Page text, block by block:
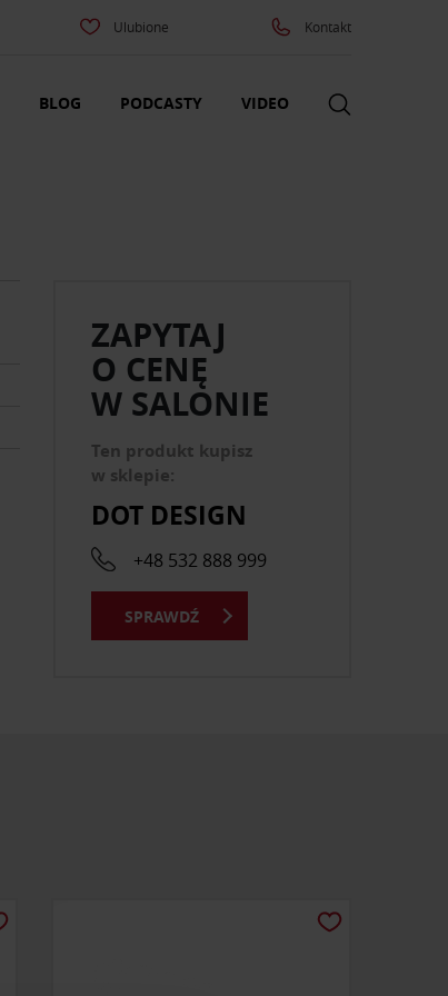
Ulubione Kontakt
BLOG PODCASTY VIDEO
ZAPYTAJ
O CENĘ
W SALONIE
Ten produkt kupisz
w sklepie:
DOT DESIGN
+48 532 888 999
SPRAWDŹ